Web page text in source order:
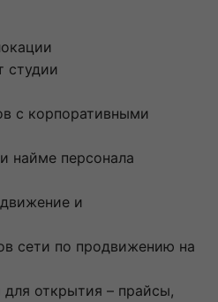
студии
с корпоративными
найме персонала
и
сети по продвижению на
открытия – прайсы,